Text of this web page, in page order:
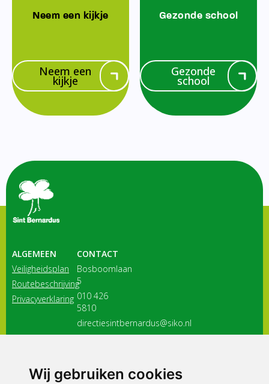
Wij gebruiken cookies
Neem een kijkje
Neem een
kijkje
Gezonde school
Gezonde
school
ALGEMEEN
Veiligheidsplan
Routebeschrijving
Privacyverklaring
CONTACT
Bosboomlaan
5
010 426
5810
directiesintbernardus@siko.nl
3116 JB
ONDERDEEL VAN